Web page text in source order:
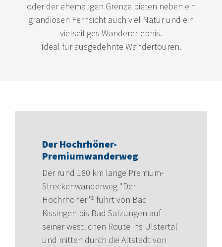
oder der ehemaligen Grenze bieten neben ein
grandiosen Fernsicht auch viel Natur und ein
vielseitiges Wandererlebnis.
Ideal für ausgedehnte Wandertouren.
Der Hochrhöner-
Premiumwanderweg
Der rund 180 km lange Premium-
Streckenwanderweg "Der
Hochrhöner"® führt von Bad
Kissingen bis Bad Salzungen auf
seiner westlichen Route ins Ulstertal
und mitten durch die Altstadt von